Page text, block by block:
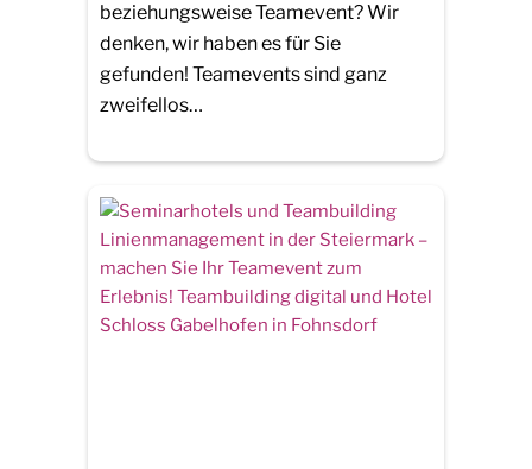
beziehungsweise Teamevent? Wir
denken, wir haben es für Sie
gefunden! Teamevents sind ganz
zweifellos…